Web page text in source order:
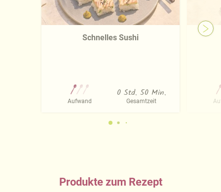
Schnelles Sushi
Aufwand
0 Std. 50 Min.
Gesamtzeit
Produkte zum Rezept